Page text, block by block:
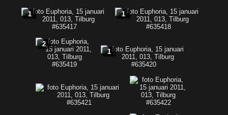
1 1
2
1